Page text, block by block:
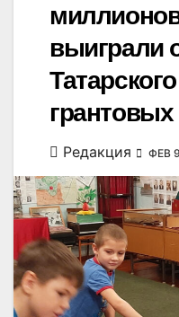
выиграли
грантовых
Редакция ФЕВ